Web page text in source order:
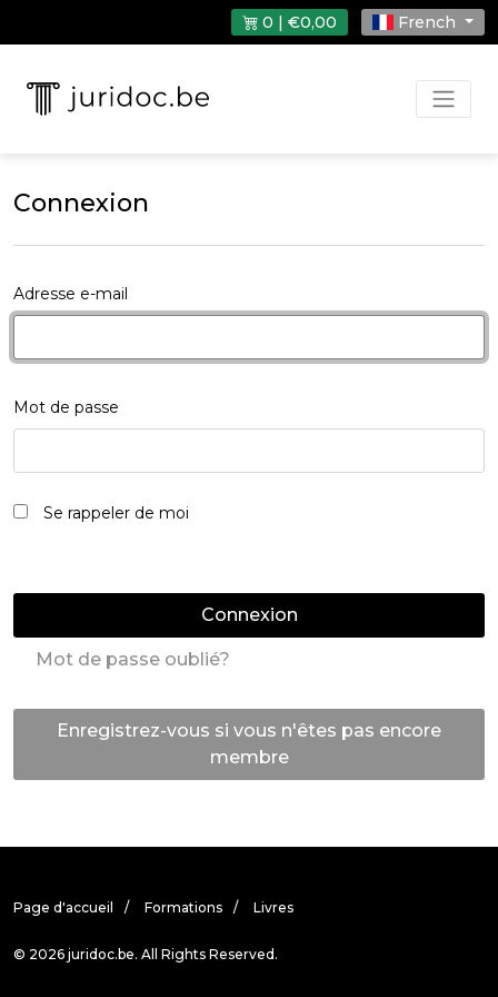
0 | €0,00 French
Connexion
Adresse e-mail
Mot de passe
Se rappeler de moi
Connexion
Mot de passe oublié?
Enregistrez-vous si vous n'êtes pas encore
membre
Page d'accueil Formations Livres
© 2026 juridoc.be. All Rights Reserved.